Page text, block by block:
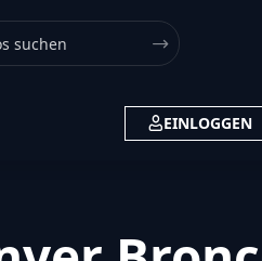
EINLOGGEN